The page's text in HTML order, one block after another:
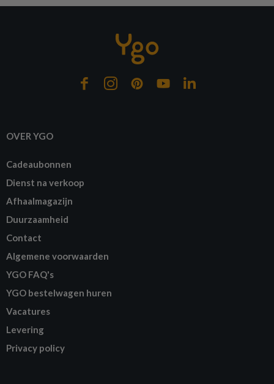
OVER YGO
Cadeaubonnen
Dienst na verkoop
Afhaalmagazijn
Duurzaamheid
Contact
Algemene voorwaarden
YGO FAQ's
YGO bestelwagen huren
Vacatures
Levering
Privacy policy